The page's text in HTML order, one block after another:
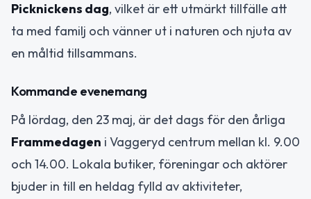
Picknickens dag, vilket är ett utmärkt tillfälle att
ta med familj och vänner ut i naturen och njuta av
en måltid tillsammans.
Kommande evenemang
På lördag, den 23 maj, är det dags för den årliga
Frammedagen i Vaggeryd centrum mellan kl. 9.00
och 14.00. Lokala butiker, föreningar och aktörer
bjuder in till en heldag fylld av aktiviteter,